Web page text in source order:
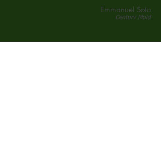
Emmanuel Soto
Century Mold